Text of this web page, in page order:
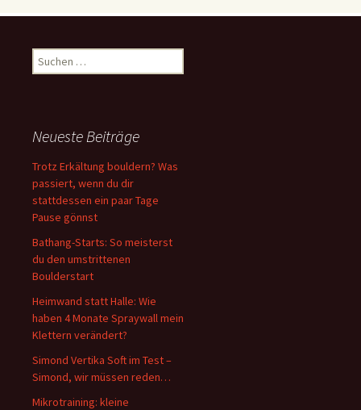
Suchen
nach:
Neueste Beiträge
Trotz Erkältung bouldern? Was
passiert, wenn du dir
stattdessen ein paar Tage
Pause gönnst
Bathang-Starts: So meisterst
du den umstrittenen
Boulderstart
Heimwand statt Halle: Wie
haben 4 Monate Spraywall mein
Klettern verändert?
Simond Vertika Soft im Test –
Simond, wir müssen reden…
Mikrotraining: kleine